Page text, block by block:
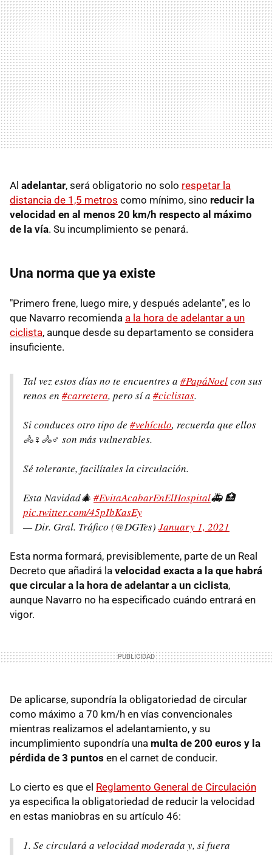
Al adelantar, será obligatorio no solo respetar la
distancia de 1,5 metros como mínimo, sino reducir la
velocidad en al menos 20 km/h respecto al máximo
de la vía. Su incumplimiento se penará.
Una norma que ya existe
"Primero frene, luego mire, y después adelante", es lo
que Navarro recomienda a la hora de adelantar a un
ciclista, aunque desde su departamento se considera
insuficiente.
Tal vez estos días no te encuentres a #PapáNoelcon sus
renos en #carretera, pero sí a #ciclistas.
Si conduces otro tipo de #vehículo, recuerda que ellos
🚴♀️🚴♂️ son más vulnerables.
Sé tolerante, facilítales la circulación.
Esta Navidad🎄 #EvitaAcabarEnElHospital🚑 🏥
pic.twitter.com/45pIbKasEy
— Dir. Gral. Tráfico (@DGTes) January 1, 2021
Esta norma formará, previsiblemente, parte de un Real
Decreto que añadirá la velocidad exacta a la que habrá
que circular a la hora de adelantar a un ciclista,
aunque Navarro no ha especificado cuándo entrará en
vigor.
De aplicarse, supondría la obligatoriedad de circular
como máximo a 70 km/h en vías convencionales
mientras realizamos el adelantamiento, y su
incumplimiento supondría una multa de 200 euros y la
pérdida de 3 puntos en el carnet de conducir.
Lo cierto es que el Reglamento General de Circulación
ya especifica la obligatoriedad de reducir la velocidad
en estas maniobras en su artículo 46:
1. Se circulará a velocidad moderada y, si fuera